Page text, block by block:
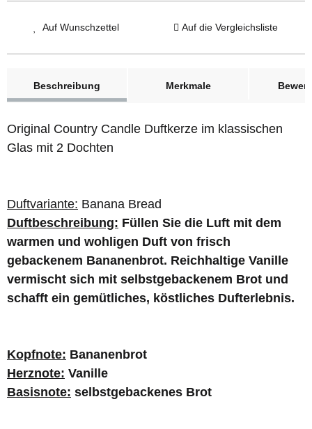
Auf Wunschzettel Auf die Vergleichsliste
Beschreibung
Merkmale
Original Country Candle Duftkerze im klassischen
Glas mit 2 Dochten
Duftvariante: Banana Bread
Duftbeschreibung: Füllen Sie die Luft mit dem
warmen und wohligen Duft von frisch
gebackenem Bananenbrot. Reichhaltige Vanille
vermischt sich mit selbstgebackenem Brot und
schafft ein gemütliches, köstliches Dufterlebnis.
Kopfnote: Bananenbrot
Herznote: Vanille
Basisnote: selbstgebackenes Brot